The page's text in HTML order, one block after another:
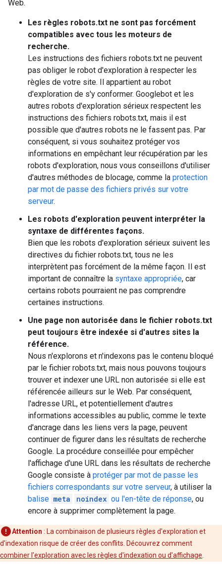
Web.
Les règles robots.txt ne sont pas forcément
compatibles avec tous les moteurs de
recherche.
Les instructions des fichiers robots.txt ne peuvent
pas obliger le robot d'exploration à respecter les
règles de votre site. Il appartient au robot
d'exploration de s'y conformer. Googlebot et les
autres robots d'exploration sérieux respectent les
instructions des fichiers robots.txt, mais il est
possible que d'autres robots ne le fassent pas. Par
conséquent, si vous souhaitez protéger vos
informations en empêchant leur récupération par les
robots d'exploration, nous vous conseillons d'utiliser
d'autres méthodes de blocage, comme la protection
par mot de passe des fichiers privés sur votre
serveur.
Les robots d'exploration peuvent interpréter la
syntaxe de différentes façons.
Bien que les robots d'exploration sérieux suivent les
directives du fichier robots.txt, tous ne les
interprètent pas forcément de la même façon. Il est
important de connaître la syntaxe appropriée, car
certains robots pourraient ne pas comprendre
certaines instructions.
Une page non autorisée dans le fichier robots.txt
peut toujours être indexée si d'autres sites la
référence.
Nous n'explorons et n'indexons pas le contenu bloqué
par le fichier robots.txt, mais nous pouvons toujours
trouver et indexer une URL non autorisée si elle est
référencée ailleurs sur le Web. Par conséquent,
l'adresse URL, et potentiellement d'autres
informations accessibles au public, comme le texte
d'ancrage dans les liens vers la page, peuvent
continuer de figurer dans les résultats de recherche
Google. La procédure conseillée pour empêcher
l'affichage d'une URL dans les résultats de recherche
Google consiste à protéger par mot de passe les
fichiers correspondants sur votre serveur, à utiliser la
balise meta noindex ou l'en-tête de réponse, ou
encore à supprimer complètement la page.
Attention : La combinaison de plusieurs règles d'exploration et
d'indexation risque de créer des conflits. Découvrez comment
combiner l'exploration avec les règles d'indexation ou d'affichage